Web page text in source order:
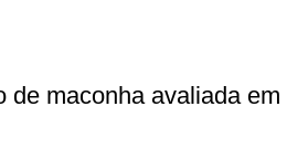
de maconha avaliada em